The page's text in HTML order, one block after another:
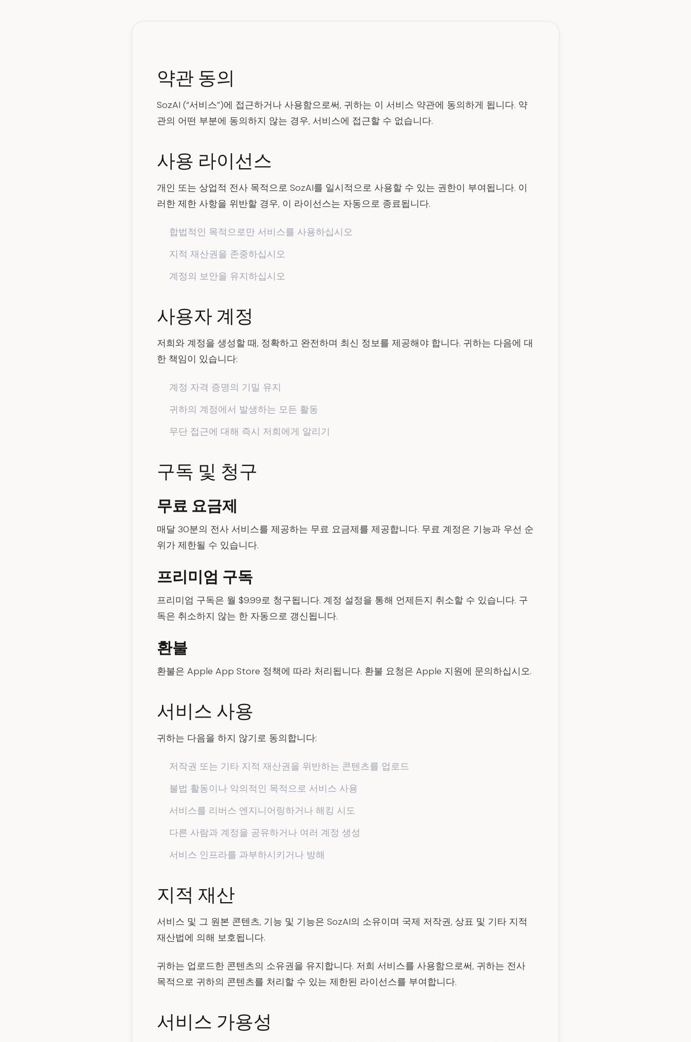
약관 동의
SozAI (“서비스”)에 접근하거나 사용함으로써, 귀하는 이 서비스 약관에 동의하게 됩니다. 약
관의 어떤 부분에 동의하지 않는 경우, 서비스에 접근할 수 없습니다.
사용 라이선스
개인 또는 상업적 전사 목적으로 SozAI를 일시적으로 사용할 수 있는 권한이 부여됩니다. 이
러한 제한 사항을 위반할 경우, 이 라이선스는 자동으로 종료됩니다.
합법적인 목적으로만 서비스를 사용하십시오
지적 재산권을 존중하십시오
계정의 보안을 유지하십시오
사용자 계정
저희와 계정을 생성할 때, 정확하고 완전하며 최신 정보를 제공해야 합니다. 귀하는 다음에 대
한 책임이 있습니다:
계정 자격 증명의 기밀 유지
귀하의 계정에서 발생하는 모든 활동
무단 접근에 대해 즉시 저희에게 알리기
구독 및 청구
무료 요금제
매달 30분의 전사 서비스를 제공하는 무료 요금제를 제공합니다. 무료 계정은 기능과 우선 순
위가 제한될 수 있습니다.
프리미엄 구독
프리미엄 구독은 월 $9.99로 청구됩니다. 계정 설정을 통해 언제든지 취소할 수 있습니다. 구
독은 취소하지 않는 한 자동으로 갱신됩니다.
환불
환불은 Apple App Store 정책에 따라 처리됩니다. 환불 요청은 Apple 지원에 문의하십시오.
서비스 사용
귀하는 다음을 하지 않기로 동의합니다:
저작권 또는 기타 지적 재산권을 위반하는 콘텐츠를 업로드
불법 활동이나 악의적인 목적으로 서비스 사용
서비스를 리버스 엔지니어링하거나 해킹 시도
다른 사람과 계정을 공유하거나 여러 계정 생성
서비스 인프라를 과부하시키거나 방해
지적 재산
서비스 및 그 원본 콘텐츠, 기능 및 기능은 SozAI의 소유이며 국제 저작권, 상표 및 기타 지적
재산법에 의해 보호됩니다.
귀하는 업로드한 콘텐츠의 소유권을 유지합니다. 저희 서비스를 사용함으로써, 귀하는 전사
목적으로 귀하의 콘텐츠를 처리할 수 있는 제한된 라이선스를 부여합니다.
서비스 가용성